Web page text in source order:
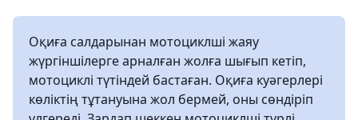
Оқиға салдарынан мотоциклші жаяу
жүргіншілерге арналған жолға шығып кетіп,
мотоциклі түтіндей бастаған. Оқиға куәгерлері
көліктің тұтануына жол бермей, оны сөндіріп